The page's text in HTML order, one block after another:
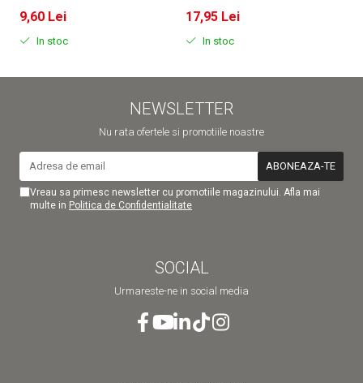
9,60 Lei
In stoc
17,95 Lei
In stoc
NEWSLETTER
Nu rata ofertele si promotiile noastre
Vreau sa primesc newsletter cu promotiile magazinului. Afla mai
multe in Politica de Confidentialitate
SOCIAL
Urmareste-ne in social media